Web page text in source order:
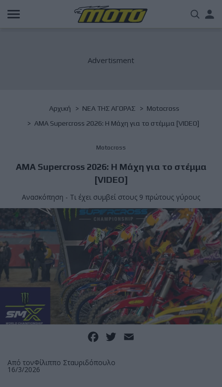
Παράκαμψη
προς
Breadcrumb
Αρχική NΕΑ ΤΗΣ ΑΓΟΡΑΣ
Motocross
AMA Supercross 2026: Η Μάχη για το στέμμα [VIDEO]
Motocross
AMA Supercross 2026: Η Μάχη για το στέμμα
[VIDEO]
Ανασκόπηση - Τι έχει συμβεί στους 9 πρώτους γύρους
Facebook
Twitter
Από τονΦίλιππο Σταυριδόπουλο
16/3/2026